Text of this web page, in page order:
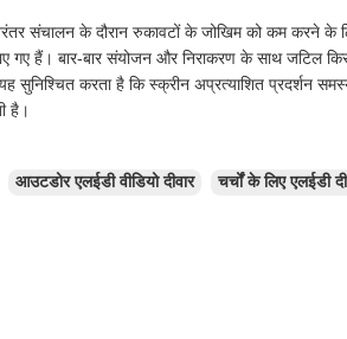
संचालन के दौरान रुकावटों के जोखिम को कम करने के
गए हैं। बार-बार संयोजन और निराकरण के साथ जटिल
सुनिश्चित करता है कि स्क्रीन अप्रत्याशित प्रदर्शन
है।
आउटडोर एलईडी वीडियो दीवार चर्चों के लिए एलईडी